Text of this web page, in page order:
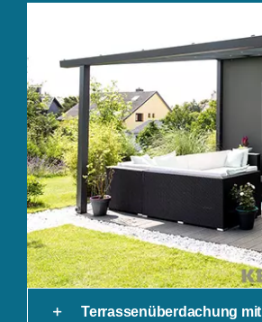
Terrassenüberdachung mit